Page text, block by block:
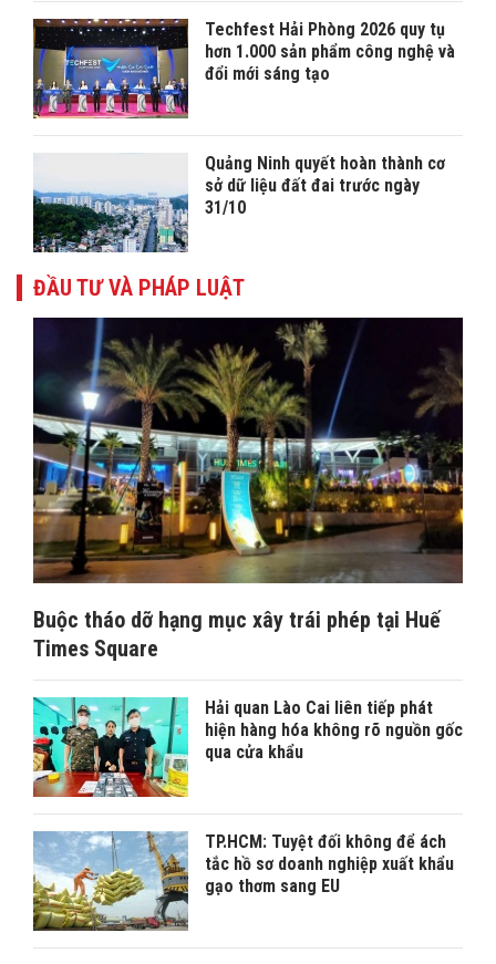
Techfest Hải Phòng 2026 quy tụ
hơn 1.000 sản phẩm công nghệ và
đổi mới sáng tạo
Quảng Ninh quyết hoàn thành cơ
sở dữ liệu đất đai trước ngày
31/10
ĐẦU TƯ VÀ PHÁP LUẬT
Buộc tháo dỡ hạng mục xây trái phép tại Huế
Times Square
Hải quan Lào Cai liên tiếp phát
hiện hàng hóa không rõ nguồn gốc
qua cửa khẩu
TP.HCM: Tuyệt đối không để ách
tắc hồ sơ doanh nghiệp xuất khẩu
gạo thơm sang EU